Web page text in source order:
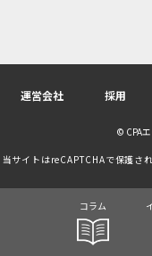
コラム
運営会社 採用
© CPA
当サイトはreCAPTCHAで保護さ